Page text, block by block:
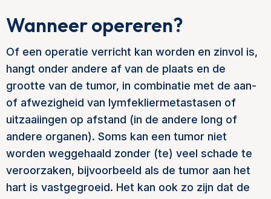
Wanneer opereren?
Of een operatie verricht kan worden en zinvol is,
hangt onder andere af van de plaats en de
grootte van de tumor, in combinatie met de aan-
of afwezigheid van lymfekliermetastasen of
uitzaaiingen op afstand (in de andere long of
andere organen). Soms kan een tumor niet
worden weggehaald zonder (te) veel schade te
veroorzaken, bijvoorbeeld als de tumor aan het
hart is vastgegroeid. Het kan ook zo zijn dat de